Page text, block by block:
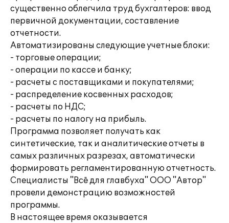
существенно облегчила труд бухгалтеров: ввод
первичной документации, составление
отчетности.
Автоматизированы следующие учетные блоки:
- торговые операции;
- операции по кассе и банку;
- расчеты с поставщиками и покупателями;
- распределение косвенных расходов;
- расчеты по НДС;
- расчеты по налогу на прибыль.
Программа позволяет получать как
синтетические, так и аналитические отчеты в
самых различных разрезах, автоматически
формировать регламентированную отчетность.
Специалисты "Всё для главбуха" ООО "Автор"
провели демонстрацию возможностей
программы.
В настоящее время оказывается